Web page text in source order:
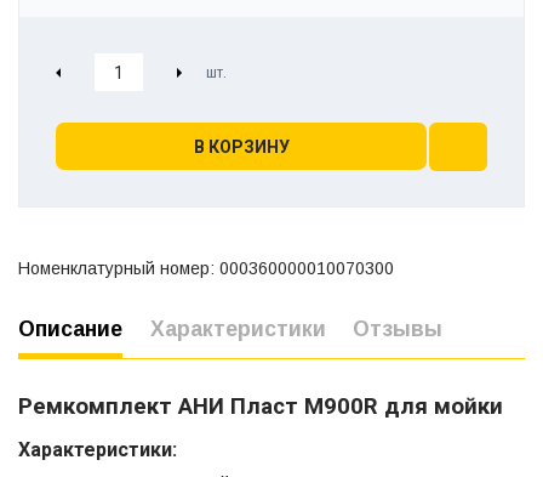
В КОРЗИНУ
Номенклатурный номер: 000360000010070300
Описание Характеристики Отзывы
Ремкомплект АНИ Пласт M900R для мойки
Характеристики: